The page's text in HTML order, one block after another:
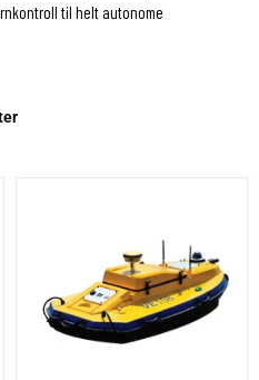
til helt autonome